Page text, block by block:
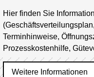
Hier finden Sie
Terminhinweise,
Prozesskostenhilfe,
Weitere Informationen